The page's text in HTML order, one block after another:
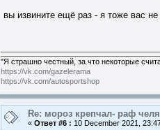
вы извините ещё раз - я тоже вас
"Я страшно честный, за что некоторые
https://vk.com/gazelerama
https://vk.com/autosportshop
Re: мороз крепчал- раф
« Ответ #6 : 10 December 2021,